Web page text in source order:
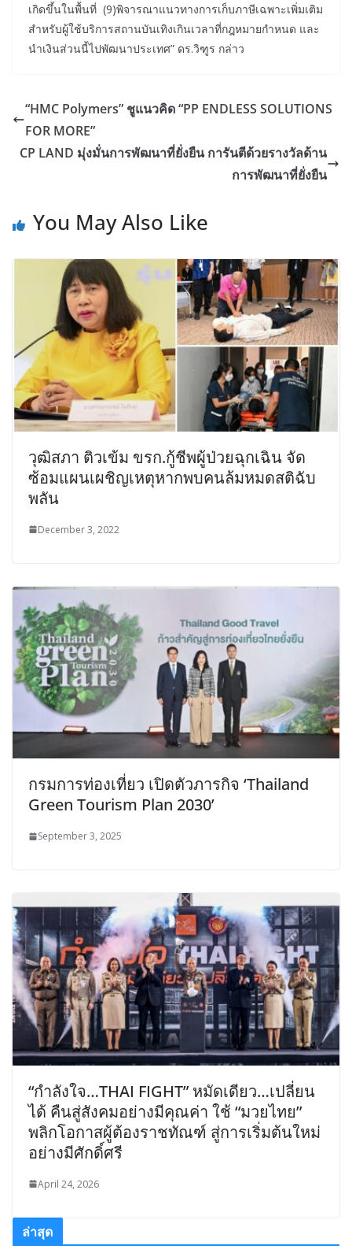
เกิดขึ้นในพื้นที่ (9)พิจารณาแนวทางการเก็บภาษีเฉพาะเพิ่มเติม
สำหรับผู้ใช้บริการสถานบันเทิงเกินเวลาที่กฎหมายกำหนด และ
นำเงินส่วนนี้ไปพัฒนาประเทศ” ดร.วิฑูร กล่าว
“HMC Polymers” ชูแนวคิด “PP ENDLESS SOLUTIONS
FOR MORE”
CP LAND มุ่งมั่นการพัฒนาที่ยั่งยืน การันตีด้วยรางวัลด้าน
การพัฒนาที่ยั่งยืน
You May Also Like
วุฒิสภา ติวเข้ม ขรก.กู้ชีพผู้ป่วยฉุกเฉิน จัด
ซ้อมแผนเผชิญเหตุหากพบคนล้มหมดสติฉับ
พลัน
December 3, 2022
กรมการท่องเที่ยว เปิดตัวภารกิจ ‘Thailand
Green Tourism Plan 2030’
September 3, 2025
“กำลังใจ…THAI FIGHT” หมัดเดียว…เปลี่ยน
ได้ คืนสู่สังคมอย่างมีคุณค่า ใช้ “มวยไทย”
พลิกโอกาสผู้ต้องราชทัณฑ์ สู่การเริ่มต้นใหม่
อย่างมีศักดิ์ศรี
April 24, 2026
ล่าสุด